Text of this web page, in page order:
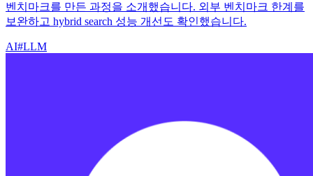
벤치마크를 만든 과정을 소개했습니다. 외부 벤치마크 한계를
보완하고 hybrid search 성능 개선도 확인했습니다.
AI#LLM